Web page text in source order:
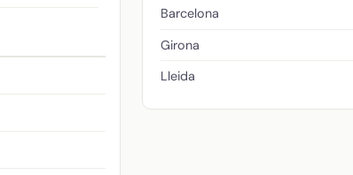
Barcelona
Girona
Lleida